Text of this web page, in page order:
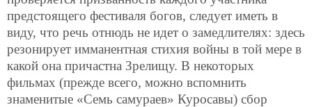
предстоящего фестиваля богов, следует иметь в
виду, что речь отнюдь не идет о замедлителях: здесь
резонирует имманентная стихия войны в той мере в
какой она причастна Зрелищу. В некоторых
фильмах (прежде всего, можно вспомнить
знаменитые «Семь самураев» Куросавы) сбор